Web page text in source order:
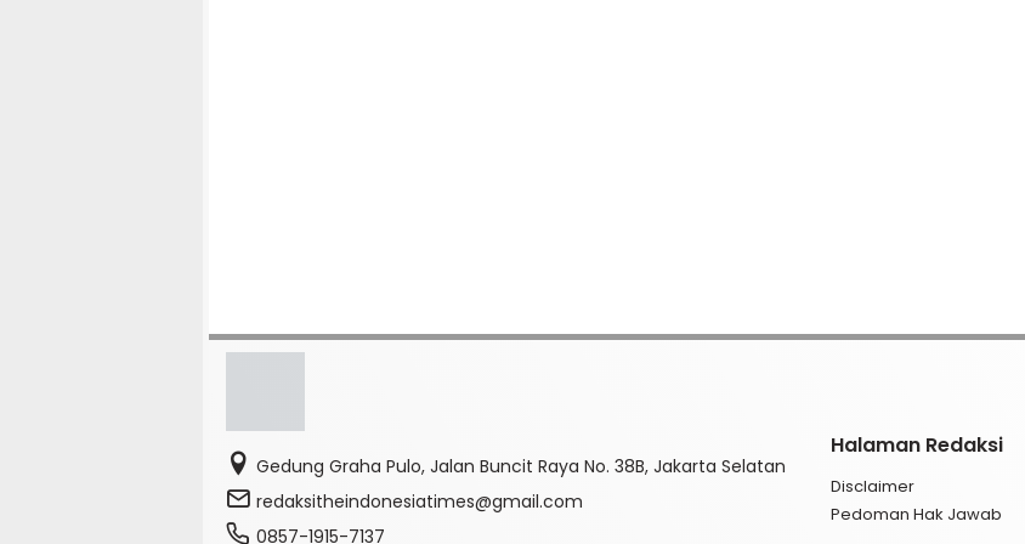
Gedung Graha Pulo, Jalan Buncit Raya No. 38B, Jakarta Selatan
redaksitheindonesiatimes@gmail.com
0857-1915-7137
Halaman Redaksi
Disclaimer
Pedoman Hak Jawab